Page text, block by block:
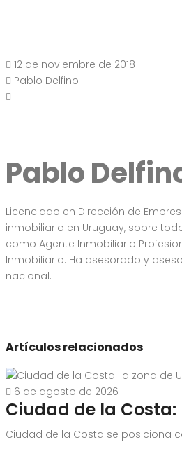
12 de noviembre de 2018
Pablo Delfino
Pablo
Licenciado en Dirección de
inmobiliario en Uruguay, sobre
como Agente Inmobiliario
Inmobiliario. Ha asesorado y
nacional.
Artículos relacionados
6 de agosto de 2026
Ciudad de la
Ciudad de la Costa se posiciona